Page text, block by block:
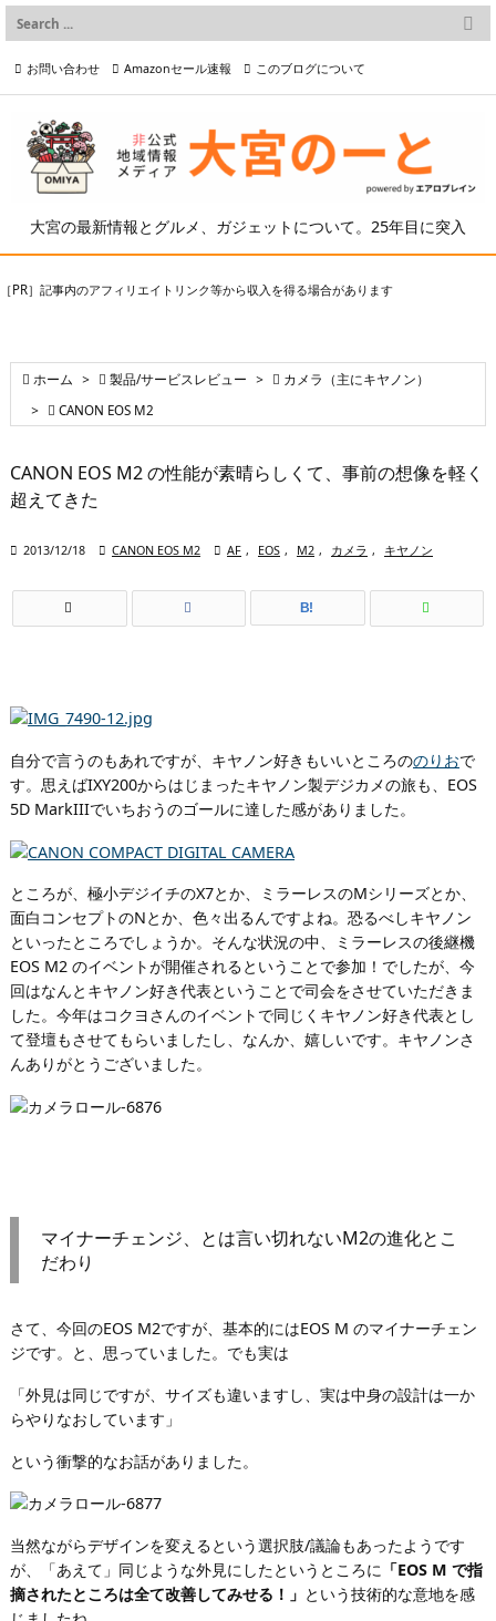
大宮の最新情報とグルメ、ガジェットについて。25年目に突入

メニュー

検索
お問い合わせ Amazonセール速報 このブログについて
プライバシーポリシー等
［PR］記事内のアフィリエイトリンク等から収入を得る場合があります
 ホーム >  製品/サービスレビュー >  カメラ（主にキヤノン）
>  CANON EOS M2
CANON EOS M2 の性能が素晴らしくて、事前の想像を軽く
超えてきた
 2013/12/18  CANON EOS M2  AF , EOS , M2 , カメラ , キヤノン
B!
自分で言うのもあれですが、キヤノン好きもいいところののりおで
す。思えばIXY200からはじまったキヤノン製デジカメの旅も、EOS
5D MarkIIIでいちおうのゴールに達した感がありました。
ところが、極小デジイチのX7とか、ミラーレスのMシリーズとか、
面白コンセプトのNとか、色々出るんですよね。恐るべしキヤノン
といったところでしょうか。そんな状況の中、ミラーレスの後継機
EOS M2 のイベントが開催されるということで参加！でしたが、今
回はなんとキヤノン好き代表ということで司会をさせていただきま
した。今年はコクヨさんのイベントで同じくキヤノン好き代表とし
て登壇もさせてもらいましたし、なんか、嬉しいです。キヤノンさ
んありがとうございました。
マイナーチェンジ、とは言い切れないM2の進化とこ
だわり
さて、今回のEOS M2ですが、基本的にはEOS M のマイナーチェン
ジです。と、思っていました。でも実は
「外見は同じですが、サイズも違いますし、実は中身の設計は一か
らやりなおしています」
という衝撃的なお話がありました。
当然ながらデザインを変えるという選択肢/議論もあったようです
が、「あえて」同じような外見にしたというところに 「EOS M で指
摘されたところは全て改善してみせる！」 という技術的な意地を感